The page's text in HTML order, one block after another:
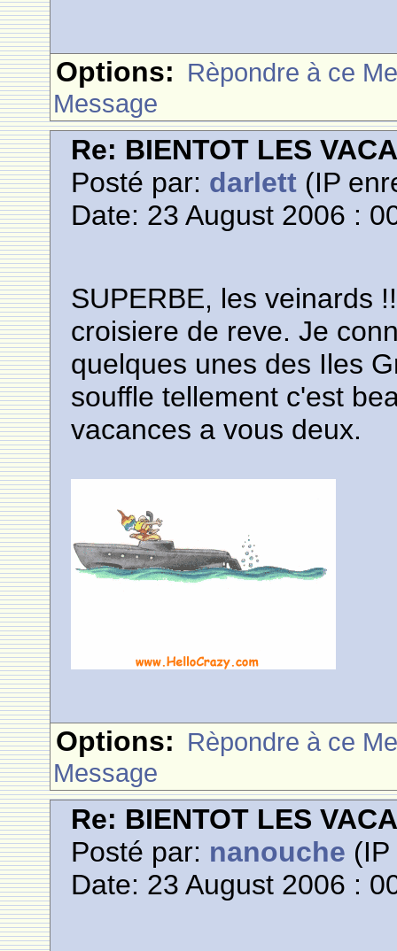
Options: Rèpondre à ce
Message
Re: BIENTOT LES
Posté par: darlett (IP
Date: 23 August 2006 :
SUPERBE, les veinards
croisiere de reve. Je
quelques unes des Iles
souffle tellement c'est
vacances a vous deux.
Options: Rèpondre à ce
Message
Re: BIENTOT LES
Posté par: nanouche
Date: 23 August 2006 :